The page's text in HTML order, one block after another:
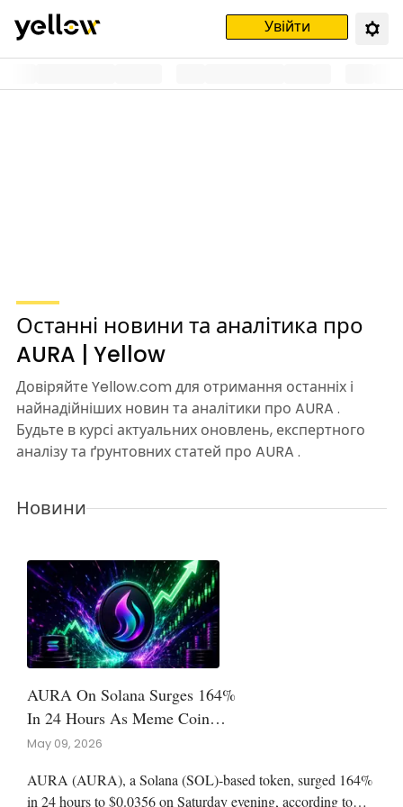
Увійти
Останні новини та аналітика про
AURA | Yellow
Довіряйте Yellow.com для отримання останніх і
найнадійніших новин та аналітики про AURA .
Будьте в курсі актуальних оновлень, експертного
аналізу та ґрунтовних статей про AURA .
Новини
AURA On Solana Surges 164%
In 24 Hours As Meme Coin
Speculation Returns
May 09, 2026
AURA (AURA), a Solana (SOL)-based token, surged 164%
in 24 hours to $0.0356 on Saturday evening, according to